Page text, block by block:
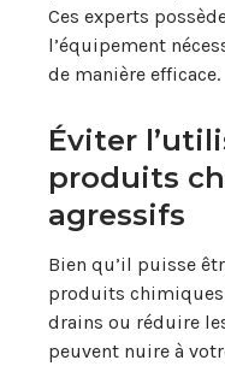
Ces experts
l’équipement
de manière efficace.
Éviter
produits
agressifs
Bien qu’il puisse
produits
drains ou réduire
peuvent nuire à